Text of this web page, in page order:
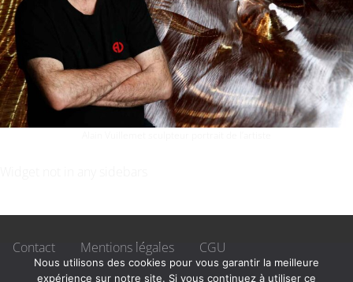
Contact Mentions légales CGU
Nous utilisons des cookies pour vous garantir la meilleure
expérience sur notre site. Si vous continuez à utiliser ce